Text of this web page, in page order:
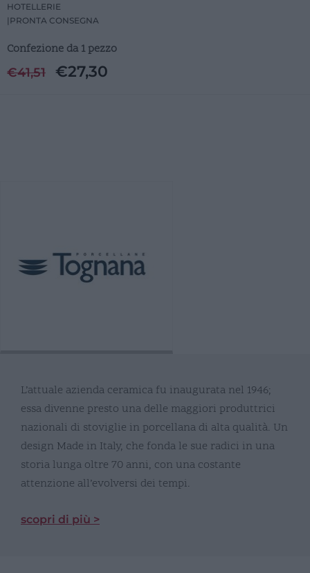
HOTELLERIE
| PRONTA CONSEGNA
Confezione da 1 pezzo
€41,51 €27,30
L’attuale azienda ceramica fu inaugurata nel 1946;
essa divenne presto una delle maggiori produttrici
nazionali di stoviglie in porcellana di alta qualità. Un
design Made in Italy, che fonda le sue radici in una
storia lunga oltre 70 anni, con una costante
attenzione all’evolversi dei tempi.
scopri di più >